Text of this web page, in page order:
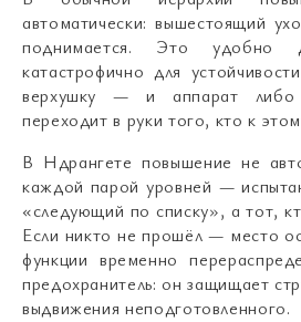
автоматически: вышестоящий
поднимается. Это удобно
катастрофично для
верхушку — и аппарат либо
переходит в руки того, кто к
В Ндрангете повышение не
каждой парой уровней —
«следующий по списку», а тот,
Если никто не прошёл — место
функции временно
предохранитель: он защищает
выдвижения неподготовленного.